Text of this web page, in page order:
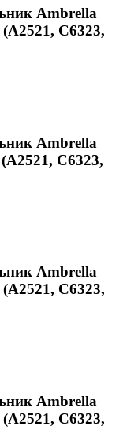
Ambrella
C6323,
Ambrella
C6323,
Ambrella
C6323,
Ambrella
C6323,